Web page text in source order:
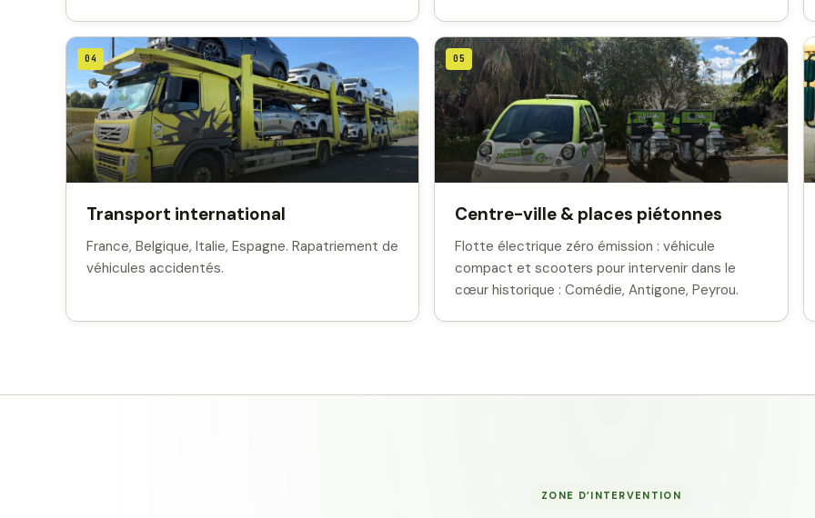
04
Transport international
France, Belgique, Italie, Espagne. Rapatriement de
véhicules accidentés.
05
Centre-ville & places piétonnes
Flotte électrique zéro émission : véhicule
compact et scooters pour intervenir dans le
cœur historique : Comédie, Antigone, Peyrou.
ZONE D’INTERVENTION